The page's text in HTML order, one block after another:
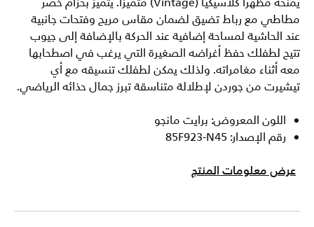
مطاطي مع رباط تضيق لضمان مقاس مريح وفتحات جانبية
عند الحاشية لمساحة إضافية عند الحركة بالإضافة إلى جيوب
تتيح لطفلك حفظ أغراضه الصغيرة التي يرغب في اصطحابها
معه أثناء مغامراته. ولذلك يمكن لطفلك تنسيقه مع أي
تيشيرت من جوردن لإطلالة متناسقة تبرز جمال حذائه الرياضي.
اللون المعروض: برايت مانجو
رقم الإصدار: 85F923-N45
عرض معلومات المنتج